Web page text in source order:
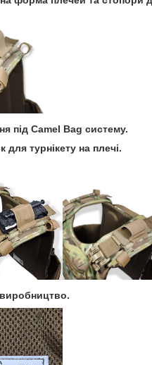
під Camel Bag систему.
для турнікету на плечі.